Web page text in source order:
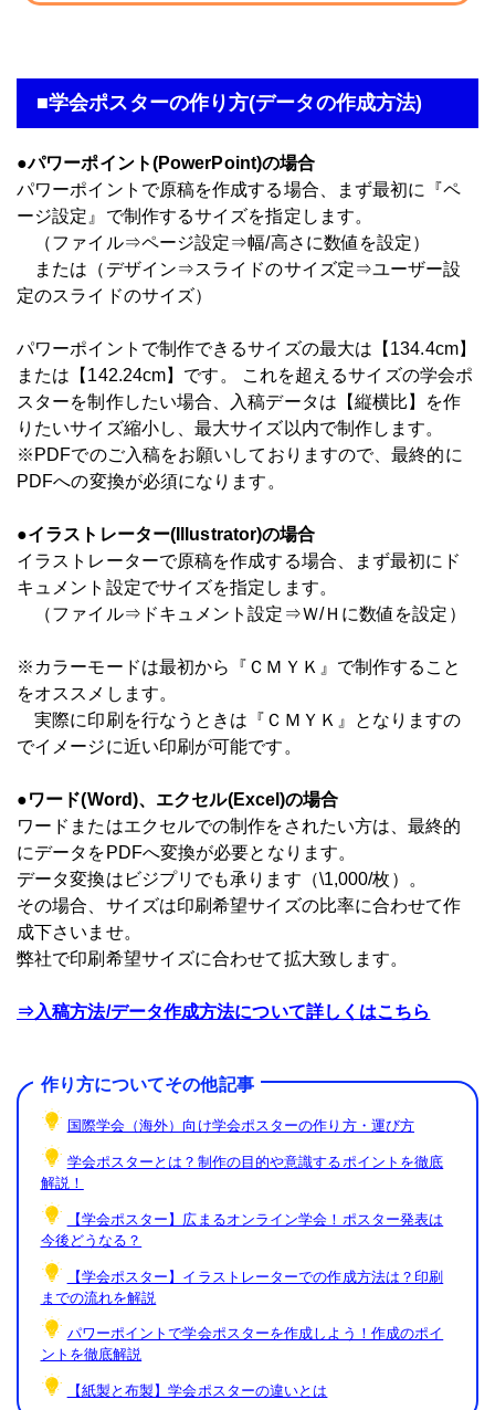
■学会ポスターの作り方(データの作成方法)
●パワーポイント(PowerPoint)の場合
パワーポイントで原稿を作成する場合、まず最初に『ペ
ージ設定』で制作するサイズを指定します。
（ファイル⇒ページ設定⇒幅/高さに数値を設定）
または（デザイン⇒スライドのサイズ定⇒ユーザー設
定のスライドのサイズ）
パワーポイントで制作できるサイズの最大は【134.4cm】
または【142.24cm】です。 これを超えるサイズの学会ポ
スターを制作したい場合、入稿データは【縦横比】を作
りたいサイズ縮小し、最大サイズ以内で制作します。
※PDFでのご入稿をお願いしておりますので、最終的に
PDFへの変換が必須になります。
●イラストレーター(Illustrator)の場合
イラストレーターで原稿を作成する場合、まず最初にド
キュメント設定でサイズを指定します。
（ファイル⇒ドキュメント設定⇒Ｗ/Ｈに数値を設定）
※カラーモードは最初から『ＣＭＹＫ』で制作すること
をオススメします。
実際に印刷を行なうときは『ＣＭＹＫ』となりますの
でイメージに近い印刷が可能です。
●ワード(Word)、エクセル(Excel)の場合
ワードまたはエクセルでの制作をされたい方は、最終的
にデータをPDFへ変換が必要となります。
データ変換はビジプリでも承ります（\1,000/枚）。
その場合、サイズは印刷希望サイズの比率に合わせて作
成下さいませ。
弊社で印刷希望サイズに合わせて拡大致します。
⇒入稿方法/データ作成方法について詳しくはこちら
作り方についてその他記事
国際学会（海外）向け学会ポスターの作り方・運び方
学会ポスターとは？制作の目的や意識するポイントを徹底
解説！
【学会ポスター】広まるオンライン学会！ポスター発表は
今後どうなる？
【学会ポスター】イラストレーターでの作成方法は？印刷
までの流れを解説
パワーポイントで学会ポスターを作成しよう！作成のポイ
ントを徹底解説
【紙製と布製】学会ポスターの違いとは